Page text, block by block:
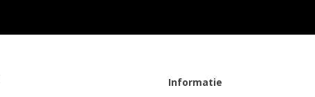
Informatie